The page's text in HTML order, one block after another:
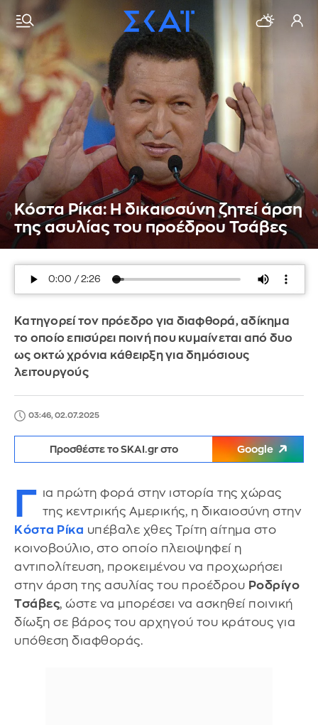
Κόστα Ρίκα: Η δικαιοσύνη ζητεί άρση
της ασυλίας του προέδρου Τσάβες
Κατηγορεί τον πρόεδρο για διαφθορά, αδίκημα
το οποίο επισύρει ποινή που κυμαίνεται από δυο
ως οκτώ χρόνια κάθειρξη για δημόσιους
λειτουργούς
03:46, 02.07.2025
Προσθέστε το SKAI.gr στο Google
Γ ια πρώτη φορά στην ιστορία της χώρας
της κεντρικής Αμερικής, η δικαιοσύνη στην
Κόστα Ρίκα υπέβαλε χθες Τρίτη αίτημα στο
κοινοβούλιο, στο οποίο πλειοψηφεί η
αντιπολίτευση, προκειμένου να προχωρήσει
στην άρση της ασυλίας του προέδρου Ροδρίγο
Τσάβες, ώστε να μπορέσει να ασκηθεί ποινική
δίωξη σε βάρος του αρχηγού του κράτους για
υπόθεση διαφθοράς.